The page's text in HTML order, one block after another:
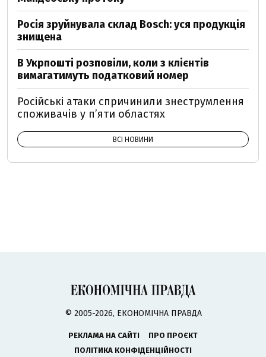
Росія зруйнувала склад Bosch: уся продукція
знищена
В Укрпошті розповіли, коли з клієнтів
вимагатимуть податковий номер
Російські атаки спричинили знеструмлення
споживачів у п’яти областях
ВСІ НОВИНИ
© 2005-2026, ЕКОНОМІЧНА ПРАВДА
РЕКЛАМА НА САЙТІ
ПРО ПРОЄКТ
ПОЛІТИКА КОНФІДЕНЦІЙНОСТІ